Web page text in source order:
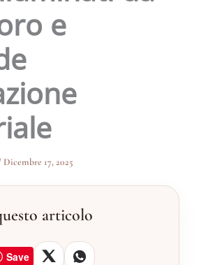
e
Dicembre 17, 2025
articolo
Save